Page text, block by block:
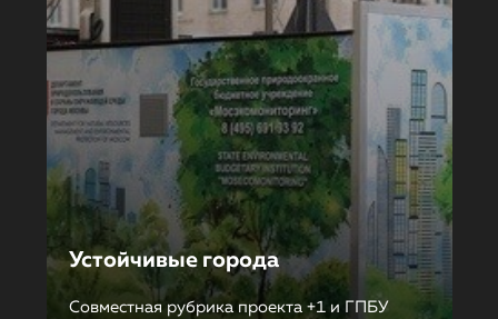
Устойчивые города
Совместная рубрика проекта +1 и ГПБУ